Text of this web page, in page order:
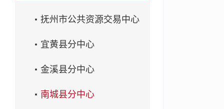
抚州市公共资源交易中心
宜黄县分中心
金溪县分中心
南城县分中心